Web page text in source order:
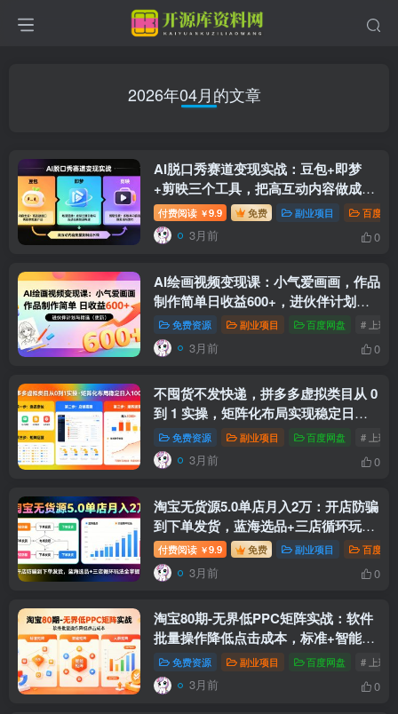
2026年04月的文章
AI脱口秀赛道变现实战：豆包+即梦
+剪映三个工具，把高互动内容做成批
量复制流水线
付费阅读 ￥9.9 免费 副业项目 百度网
3月前 0
AI绘画视频变现课：小气爱画画，作品
制作简单日收益600+，进伙伴计划与
精选（更新）
免费资源 副业项目 百度网盘 # 上班
3月前 0
不囤货不发快递，拼多多虚拟类目从 0
到 1 实操，矩阵化布局实现稳定日入
1000+
免费资源 副业项目 百度网盘 # 上班
3月前 0
淘宝无货源5.0单店月入2万：开店防骗
到下单发货，蓝海选品+三店循环玩法
全掌握（-更新4月）
付费阅读 ￥9.9 免费 副业项目 百度网
3月前 0
淘宝80期-无界低PPC矩阵实战：软件
批量操作降低点击成本，标准+智能
+人群三矩阵投产择优
免费资源 副业项目 百度网盘 # 上班
3月前 0